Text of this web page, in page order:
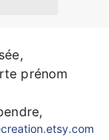
prénom